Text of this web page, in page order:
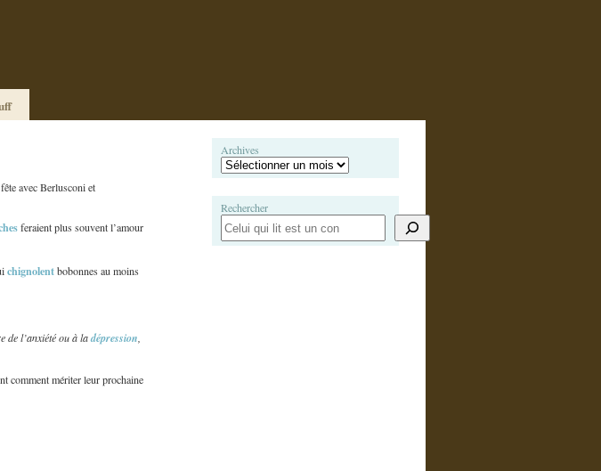
avec Berlusconi et
feraient plus souvent l’amour
chignolentbobonnes au moins
de l’anxiété ou à ladépression
comment mériter leur prochaine
Archives
Rechercher